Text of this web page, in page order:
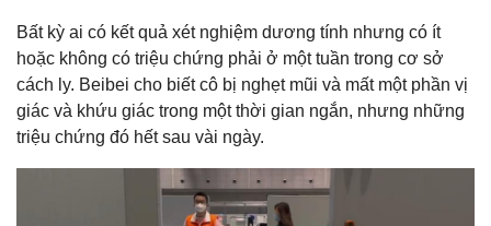
Bất kỳ ai có kết quả xét nghiệm dương tính nhưng có ít
hoặc không có triệu chứng phải ở một tuần trong cơ sở
cách ly. Beibei cho biết cô bị nghẹt mũi và mất một phần vị
giác và khứu giác trong một thời gian ngắn, nhưng những
triệu chứng đó hết sau vài ngày.